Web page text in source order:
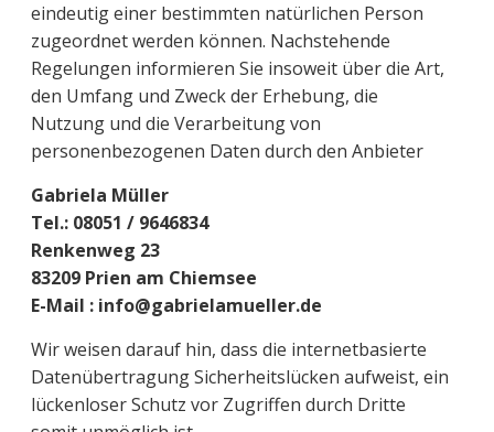
eindeutig einer bestimmten natürlichen Person
zugeordnet werden können. Nachstehende
Regelungen informieren Sie insoweit über die Art,
den Umfang und Zweck der Erhebung, die
Nutzung und die Verarbeitung von
personenbezogenen Daten durch den Anbieter
Gabriela Müller
Tel.: 08051 / 9646834
Renkenweg 23
83209 Prien am Chiemsee
E-Mail : info@gabrielamueller.de
Wir weisen darauf hin, dass die internetbasierte
Datenübertragung Sicherheitslücken aufweist, ein
lückenloser Schutz vor Zugriffen durch Dritte